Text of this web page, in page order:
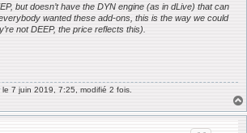
but doesn’t have the DYN engine (as in dLive) that can
wanted these add-ons, this is the way we could
not DEEP, the price reflects this).
le 7 juin 2019, 7:25, modifié 2 fois.